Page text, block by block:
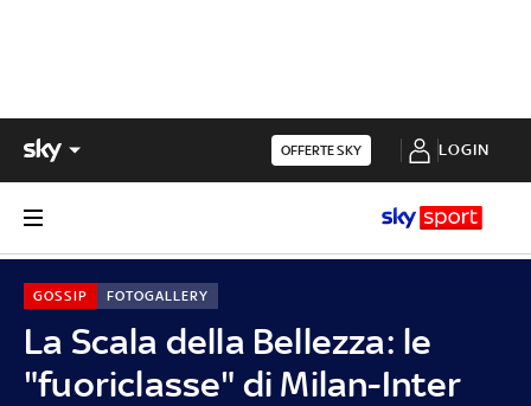
OFFERTE SKY LOGIN
La Scala della Bellezza: le
"fuoriclasse" di Milan-Inter
GOSSIP FOTOGALLERY